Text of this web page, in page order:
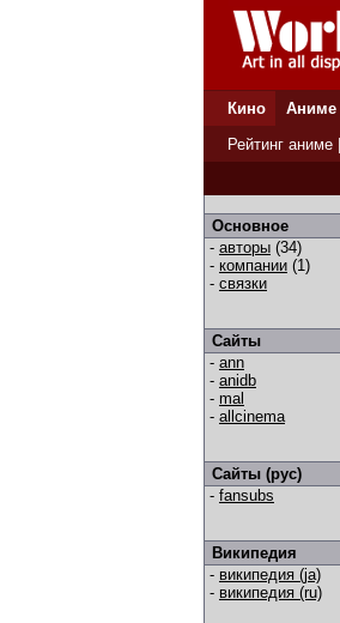
Кино Аниме
Рейтинг аниме
Основное
- авторы (34)
- компании (1)
- связки
Сайты
- ann
- anidb
- mal
- allcinema
Сайты (рус)
- fansubs
Википедия
- википедия (ja)
- википедия (ru)